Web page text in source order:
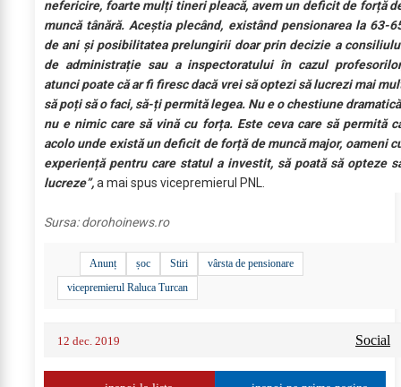
nefericire, foarte mulți tineri pleacă, avem un deficit de forță
muncă tânără. Aceștia plecând, existând pensionarea la 63-
de ani și posibilitatea prelungirii doar prin decizie a
de administrație sau a inspectoratului în cazul
atunci poate că ar fi firesc dacă vrei să optezi să lucrezi mai
să poți să o faci, să-ți permită legea. Nu e o chestiune
nu e nimic care să vină cu forța. Este ceva care să permită
acolo unde există un deficit de forță de muncă major, oameni
experiență pentru care statul a investit, să poată să opteze
lucreze”,a mai spus vicepremierul PNL.
Sursa:dorohoinews.ro
Anunț șoc Stiri
vârsta de pensionare
vicepremierul Raluca Turcan
12 dec. 2019 Social